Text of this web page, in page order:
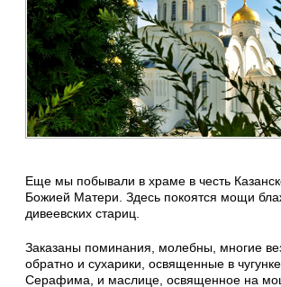
Еще мы побывали в храме в честь
Божией Матери. Здесь покоятся мощи
дивеевских стариц.
Заказаны поминания, молебны, многие
обратно и сухарики, освященные в
Серафима, и маслице, освященное на